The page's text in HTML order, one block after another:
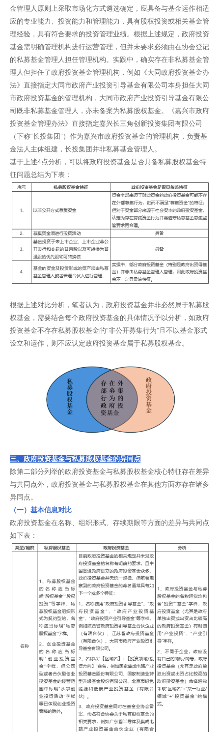
金管理人原则上采取市场化方式遴选确定，应具备与基金运作相适
应的专业能力、投资能力和管理能力，具有股权投资或相关基金管
理经验，具有符合要求的投资管理业绩。根据上述规定，政府投资
基金需明确管理机构进行运营管理，但并未要求必须由在协会登记
的私募基金管理人担任管理机构。实践中，确实存在非私募基金管
理人但担任了政府投资基金管理机构，例如《大同政府投资基金办
法》直接指定大同市政府产业投资引导基金有限公司本身担任大同
市政府投资基金的管理机构，大同市政府产业投资引导基金有限公
司既非私募基金管理人，亦未备案为私募股权基金。《嘉兴市政府
投资基金管理办法》直接指定嘉兴长三角创新投资集团有限公司
（下称“长投集团”）作为嘉兴市政府投资基金的管理机构，负责基
金法人主体组建，长投集团并非私募基金管理人。
基于上述4点分析，可以将政府投资基金是否具备私募股权基金特
征问题总结为下表：
根据上述对比分析，笔者认为，政府投资基金并非必然属于私募股
权基金，需要结合每个政府投资基金的具体情况予以分析，如政府
投资基金不存在私募股权基金的“非公开募集行为”且不以基金形式
设立和运作，则不应认定政府投资基金属于私募股权基金。
三、政府投资基金与私募股权基金的异同点
除第二部分列举的政府投资基金与私募股权基金核心特征存在差异
与共同点外，政府投资基金与私募股权基金在其他方面亦存在诸多
异同点。
（一）基本信息对比
政府投资基金在名称、组织形式、存续期限等方面的差异与共同点
如下表：